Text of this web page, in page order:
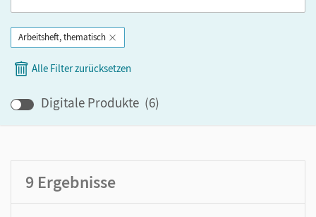
Band
Arbeitsheft, thematisch
Alle Filter zurücksetzen
Digitale Produkte (6)
9 Ergebnisse